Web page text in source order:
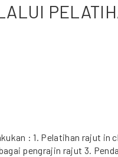
: 1. Pelatihan rajut in
pengrajin rajut 3.